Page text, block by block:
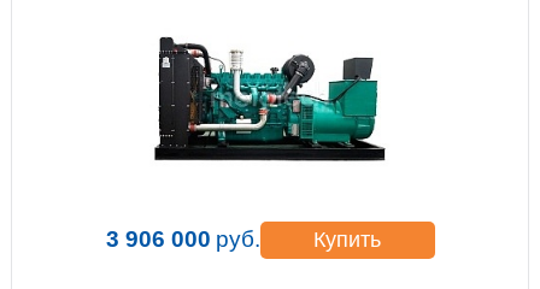
3 906 000 руб. Купить